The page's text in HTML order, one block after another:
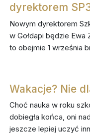
dyrektorem
Nowym dyrektorem
w Gołdapi będzie Ewa
to obejmie 1 września
Wakacje? Nie
Choć nauka w roku
dobiegła końca, oni
jeszcze lepiej uczyć